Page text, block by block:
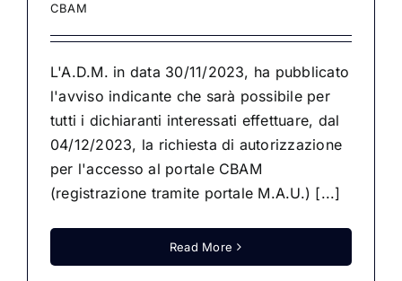
CBAM
L'A.D.M. in data 30/11/2023, ha pubblicato
l'avviso indicante che sarà possibile per
tutti i dichiaranti interessati effettuare, dal
04/12/2023, la richiesta di autorizzazione
per l'accesso al portale CBAM
(registrazione tramite portale M.A.U.) [...]
Read More